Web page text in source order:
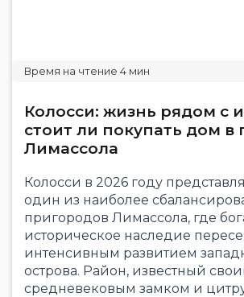
Колосси: жизнь рядом с
стоит ли покупать дом в
Лимассола
Колосси в 2026 году
один из наиболее
пригородов Лимассола, где
историческое наследие
интенсивным развитием
острова. Район, известный
средневековым замком и